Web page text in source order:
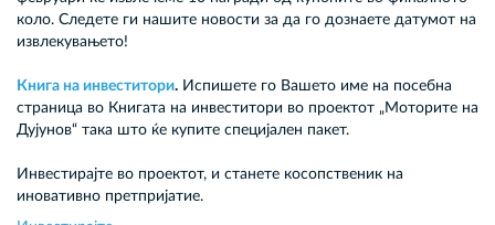
коло. Следете ги нашите новости за да го дознаете датумот на
извлекувањето!
Книга на инвеститори. Испишете го Вашето име на посебна
страница во Книгата на инвеститори во проектот „Моторите на
Дујунов“ така што ќе купите специјален пакет.
Инвестирајте во проектот, и станете косопственик на
иновативно претпријатие.